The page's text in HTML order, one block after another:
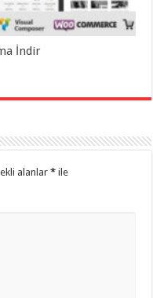
İndir
alanlar* ile